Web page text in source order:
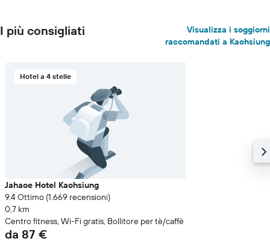
I più consigliati
Visualizza i soggiorni
raccomandati a Kaohsiung
Hotel a 4 stelle
Jahaoe Hotel Kaohsiung
9.4 Ottimo (1.669 recensioni)
0,7 km
Centro fitness, Wi-Fi gratis, Bollitore per tè/caffè
da 87 €